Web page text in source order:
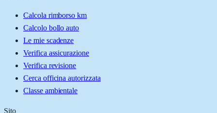
Calcola rimborso km
Calcolo bollo auto
Le mie scadenze
Verifica assicurazione
Verifica revisione
Cerca officina autorizzata
Classe ambientale
Sito